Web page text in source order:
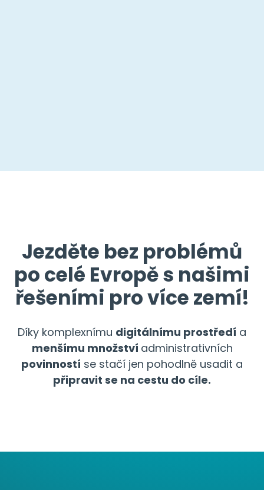
Jezděte bez problémů
po celé Evropě s našimi
řešeními pro více zemí!
Díky komplexnímu digitálnímu prostředí a
menšímu množství administrativních
povinností se stačí jen pohodlně usadit a
připravit se na cestu do cíle.